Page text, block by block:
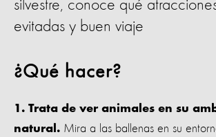
silvestre, conoce qué
evitadas y buen viaje
¿Qué hacer?
1. Trata de ver animales en su
natural. Mira a las ballenas en su